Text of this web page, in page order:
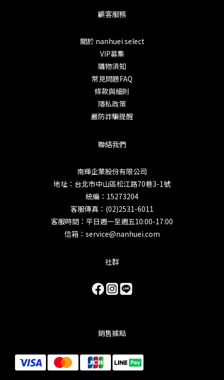
顧客服務
關於 nanhuei select
VIP募集
購物須知
常見問題FAQ
條款與細則
隱私政策
嚴防詐騙提醒
聯絡我們
南輝企業股份有限公司
地址：台北市中山區松江路70巷3-1號
統編：15273204
客服傳真：(02)2531-6011
客服時間：平日週一至週五10:00-17:00
信箱：service@nanhuei.com
社群
銷售據點